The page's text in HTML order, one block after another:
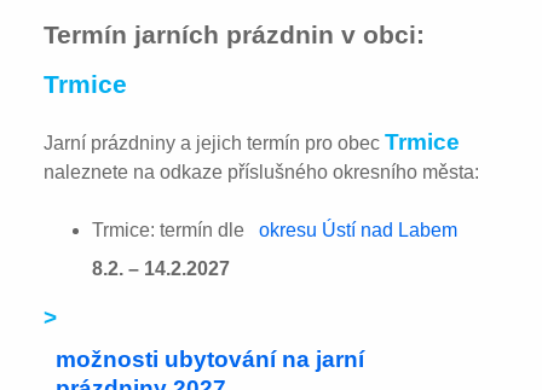
Termín jarních prázdnin v obci:
Trmice
Jarní prázdniny a jejich termín pro obecTrmice
naleznete na odkaze příslušného okresního města:
Trmice: termín dle
okresu Ústí nad Labem
8.2. – 14.2.2027
>
možnosti ubytování na jarní